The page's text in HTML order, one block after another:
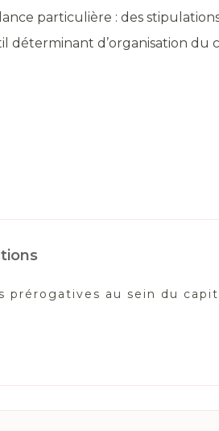
particulière : des
d’organisation du
au sein du